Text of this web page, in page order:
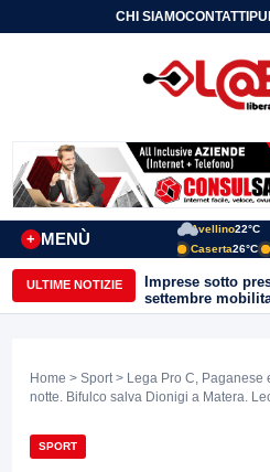
CHI SIAMOCONTATTI
MENÙ
+
Avellino22°C
Caserta26°C
ULTIME NOTIZIE
Imprese sotto
settembre
e Avellino”
Home > Sport > Lega Pro C, Paganese
notte. Bifulco salva Dionigi a Matera.
SPORT